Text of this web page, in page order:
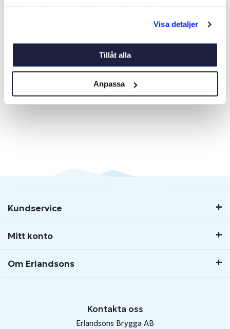
Visa detaljer
Tillåt alla
Anpassa
Köp Köp
Kundservice
Mitt konto
Om Erlandsons
Kontakta oss
Erlandsons Brygga AB